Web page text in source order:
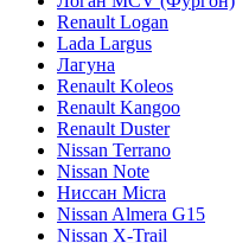
Renault Logan
Lada Largus
Лагуна
Renault Koleos
Renault Kangoo
Renault Duster
Nissan Terrano
Nissan Note
Ниссан Micra
Nissan Almera G15
Nissan X-Trail